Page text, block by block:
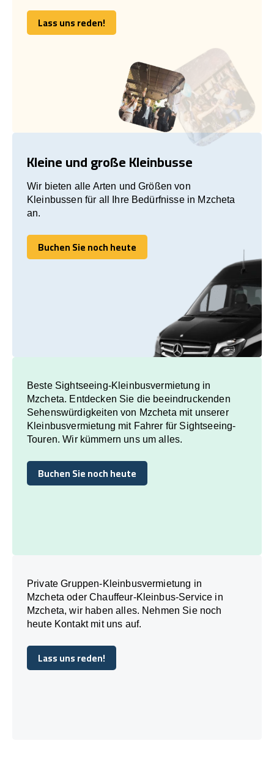
Lass uns reden!
Lass uns reden!
Kleine und große Kleinbusse
Wir bieten alle Arten und Größen von
Kleinbussen für all Ihre Bedürfnisse in Mzcheta
an.
Buchen Sie noch heute
Buchen Sie noch heute
Beste Sightseeing-Kleinbusvermietung in
Mzcheta. Entdecken Sie die beeindruckenden
Sehenswürdigkeiten von Mzcheta mit unserer
Kleinbusvermietung mit Fahrer für Sightseeing-
Touren. Wir kümmern uns um alles.
Buchen Sie noch heute
Buchen Sie noch heute
Private Gruppen-Kleinbusvermietung in
Mzcheta oder Chauffeur-Kleinbus-Service in
Mzcheta, wir haben alles. Nehmen Sie noch
heute Kontakt mit uns auf.
Lass uns reden!
Lass uns reden!